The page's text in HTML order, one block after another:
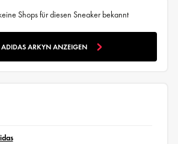
Shops für diesen Sneaker bekannt
ADIDAS ARKYN ANZEIGEN